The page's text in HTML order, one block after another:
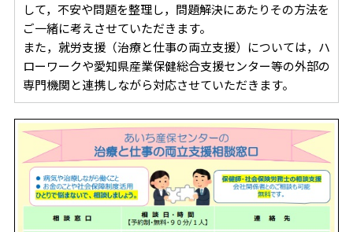
して，不安や問題を整理し，問題解決にあたりその方法を
ご一緒に考えさせていただきます。
また，就労支援（治療と仕事の両立支援）については，ハ
ローワークや愛知県産業保健総合支援センター等の外部の
専門機関と連携しながら対応させていただきます。